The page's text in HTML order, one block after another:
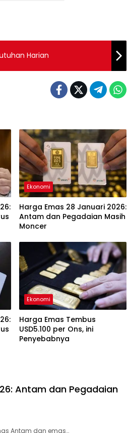
Harian
Ekonomi
Harga Emas 28 Januari 2026:
Antam dan Pegadaian Masih
Moncer
Ekonomi
Harga Emas Tembus
USD5.100 per Ons, ini
Penyebabnya
Antam dan Pegadaian
Antam dan emas…